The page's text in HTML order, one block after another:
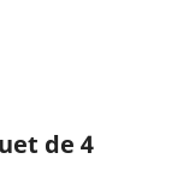
de 4